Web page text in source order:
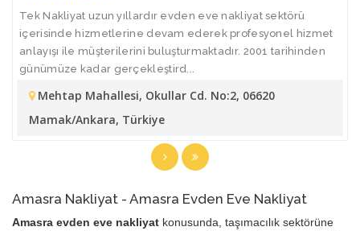
Tek Nakliyat uzun yıllardır evden eve nakliyat sektörü
içerisinde hizmetlerine devam ederek profesyonel hizmet
anlayışı ile müşterilerini buluşturmaktadır. 2001 tarihinden
günümüze kadar gerçekleştird...
Mehtap Mahallesi, Okullar Cd. No:2, 06620
Mamak/Ankara, Türkiye
Amasra Nakliyat - Amasra Evden Eve Nakliyat
Amasra evden eve nakliyat konusunda, taşımacılık sektörüne